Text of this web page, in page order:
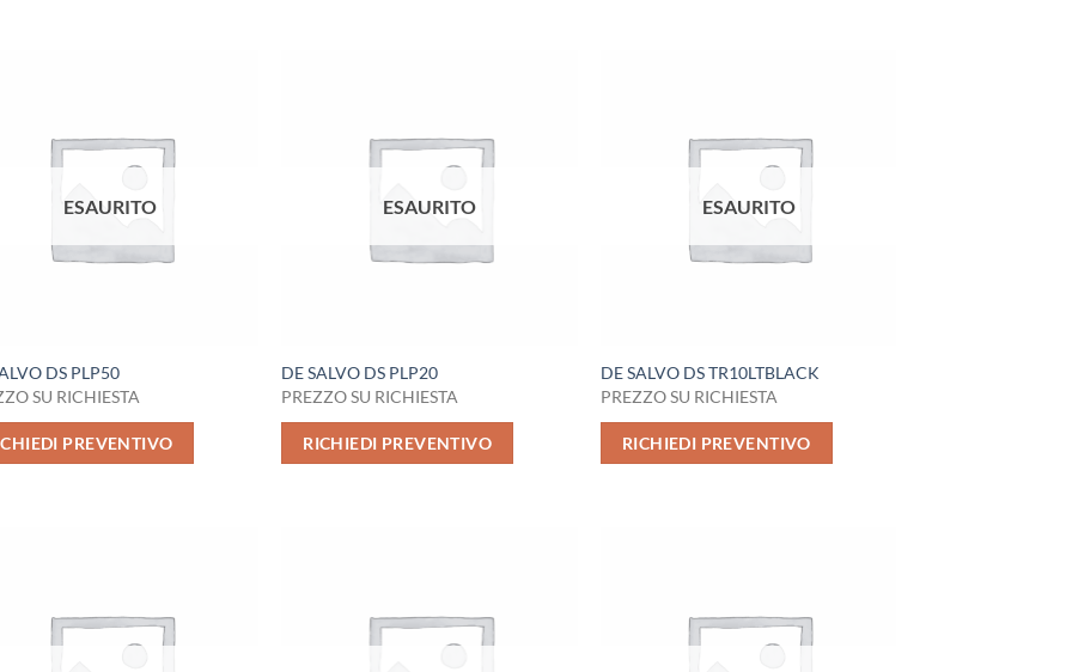
ESAURITO
DS PLP50
SU RICHIESTA
PREVENTIVO
ESAURITO
DE SALVO DS PLP20
PREZZO SU RICHIESTA
RICHIEDI PREVENTIVO
ESAURITO
DE SALVO DS TR10LTBLACK
PREZZO SU RICHIESTA
RICHIEDI PREVENTIVO